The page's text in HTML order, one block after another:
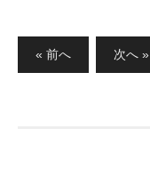
稿
« 前へ 次へ »